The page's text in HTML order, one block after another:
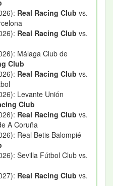
Real Racing Club vs.
Real Racing Club vs.
Málaga Club de
Club
Real Racing Club vs.
Levante Unión
Club
Real Racing Club vs.
A Coruña
Real Betis Balompié
Sevilla Fútbol Club vs.
Real Racing Club vs.